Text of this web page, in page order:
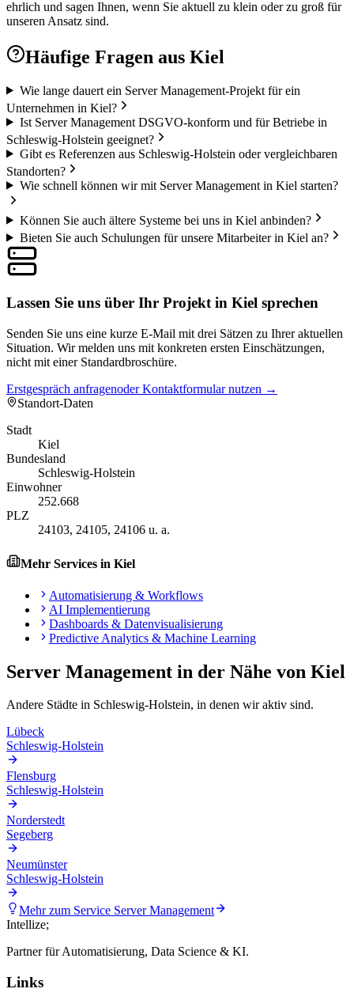
ehrlich und sagen Ihnen, wenn Sie aktuell zu klein oder zu groß für
unseren Ansatz sind.
Häufige Fragen aus Kiel
Wie lange dauert ein Server Management-Projekt für ein
Unternehmen in Kiel?
Ist Server Management DSGVO-konform und für Betriebe in
Schleswig-Holstein geeignet?
Gibt es Referenzen aus Schleswig-Holstein oder vergleichbaren
Standorten?
Wie schnell können wir mit Server Management in Kiel starten?
Können Sie auch ältere Systeme bei uns in Kiel anbinden?
Bieten Sie auch Schulungen für unsere Mitarbeiter in Kiel an?
Lassen Sie uns über Ihr Projekt in Kiel sprechen
Senden Sie uns eine kurze E-Mail mit drei Sätzen zu Ihrer aktuellen
Situation. Wir melden uns mit konkreten ersten Einschätzungen,
nicht mit einer Standardbroschüre.
Erstgespräch anfragenoder Kontaktformular nutzen →
Standort-Daten
Stadt
Kiel
Bundesland
Schleswig-Holstein
Einwohner
252.668
PLZ
24103, 24105, 24106 u. a.
Mehr Services in Kiel
Automatisierung & Workflows
AI Implementierung
Dashboards & Datenvisualisierung
Predictive Analytics & Machine Learning
Server Management in der Nähe von Kiel
Andere Städte in Schleswig-Holstein, in denen wir aktiv sind.
Lübeck
Schleswig-Holstein
Flensburg
Schleswig-Holstein
Norderstedt
Segeberg
Neumünster
Schleswig-Holstein
Mehr zum Service Server Management
Intellize;
Partner für Automatisierung, Data Science & KI.
Links